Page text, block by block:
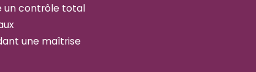
un contrôle total
une maîtrise